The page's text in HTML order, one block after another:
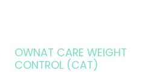
OWNAT CARE WEIGHT
CONTROL (CAT)